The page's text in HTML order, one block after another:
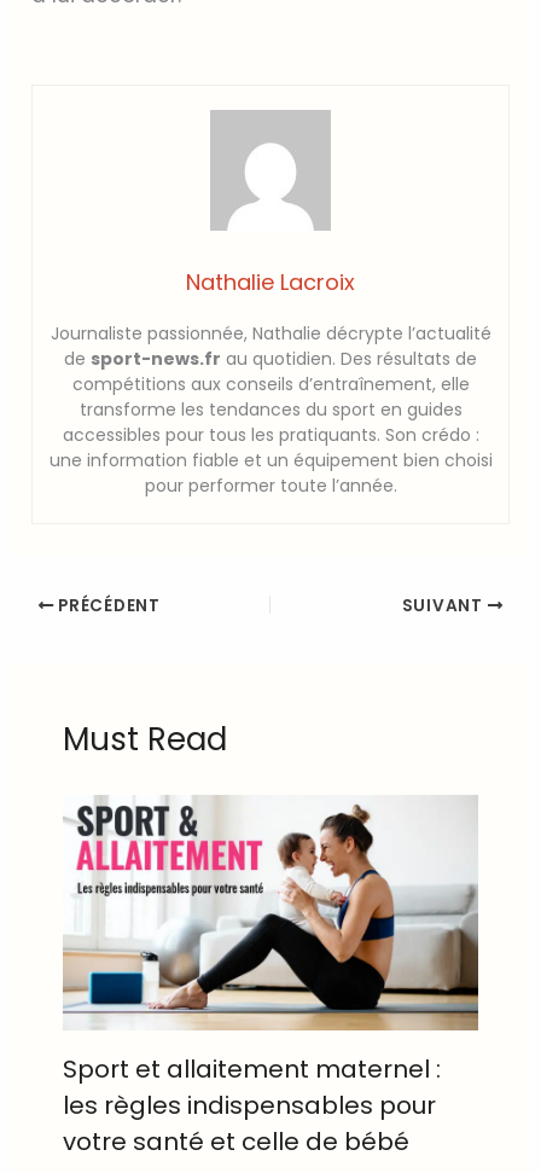
Nathalie Lacroix
Journaliste passionnée, Nathalie décrypte l’actualité
de sport-news.fr au quotidien. Des résultats de
compétitions aux conseils d’entraînement, elle
transforme les tendances du sport en guides
accessibles pour tous les pratiquants. Son crédo :
une information fiable et un équipement bien choisi
pour performer toute l’année.
PRÉCÉDENT SUIVANT
Must Read
Sport et allaitement maternel :
les règles indispensables pour
votre santé et celle de bébé